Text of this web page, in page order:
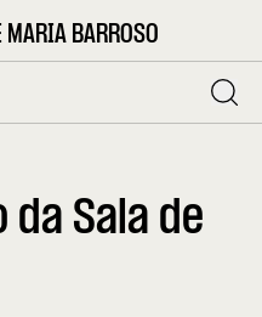
MARIA BARROSO
Sala de